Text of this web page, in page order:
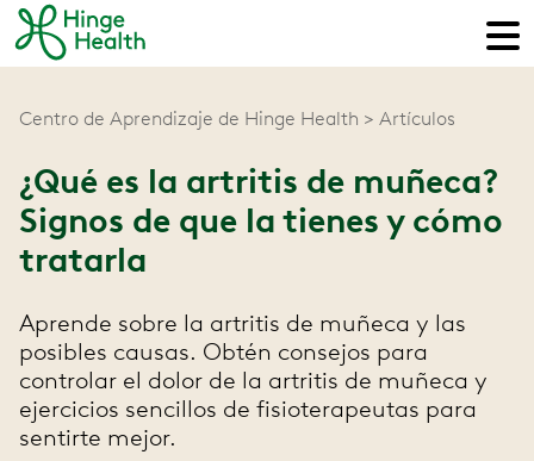
Centro de Aprendizaje de Hinge Health Artículos
¿Qué es la artritis de muñeca?
Signos de que la tienes y cómo
tratarla
Aprende sobre la artritis de muñeca y las
posibles causas. Obtén consejos para
controlar el dolor de la artritis de muñeca y
ejercicios sencillos de fisioterapeutas para
sentirte mejor.